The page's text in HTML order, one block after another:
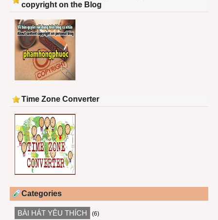
copyright on the Blog
Time Zone Converter
Categories
BÀI HÁT YÊU THÍCH (6)